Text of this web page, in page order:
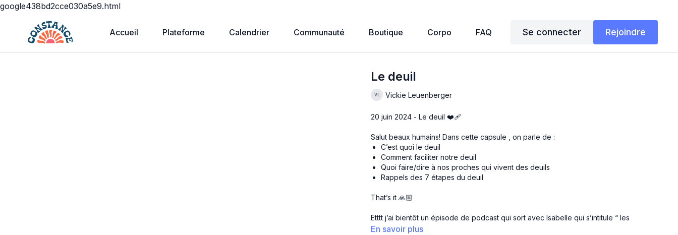
google438bd2cce030a5e9.html
Accueil Plateforme Calendrier Communauté Boutique Corpo FAQ Se connecter Rejoindre
Le deuil
Vickie Leuenberger
20 juin 2024 - Le deuil ❤️‍🩹
Salut beaux humains! Dans cette capsule , on parle de :
C’est quoi le deuil
Comment faciliter notre deuil
Quoi faire/dire à nos proches qui vivent des deuils
Rappels des 7 étapes du deuil
That’s it 🙏🏼
Etttt j’ai bientôt un épisode de podcast qui sort avec Isabelle qui s’intitule “ les
émotions pour les nuls”. Vous m’en donnerez des nouvelles.
En savoir plus